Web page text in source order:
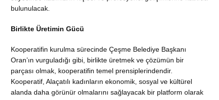
bulunulacak.
Birlikte Üretimin Gücü
Kooperatifin kurulma sürecinde Çeşme Belediye Başkanı
Oran’ın vurguladığı gibi, birlikte üretmek ve çözümün bir
parçası olmak, kooperatifin temel prensiplerindendir.
Kooperatif, Alaçatılı kadınların ekonomik, sosyal ve kültürel
alanda daha görünür olmalarını sağlayacak bir platform olarak